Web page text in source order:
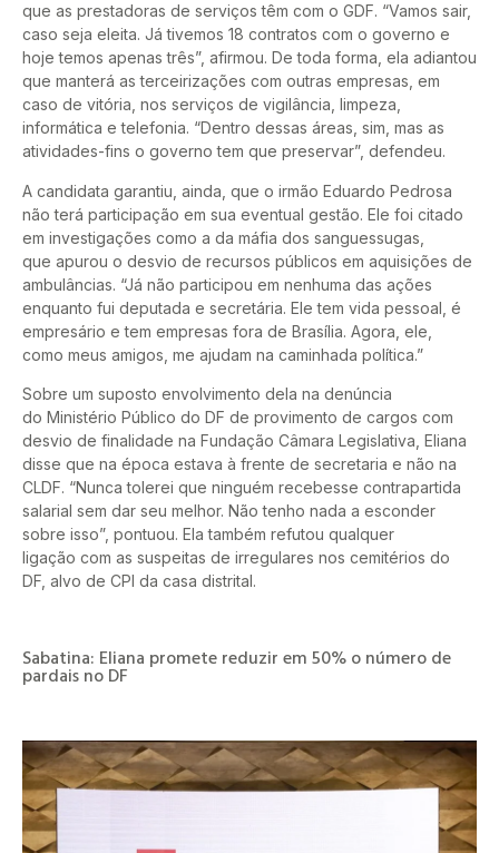
que as prestadoras de serviços têm com o GDF. “Vamos sair,
caso seja eleita. Já tivemos 18 contratos com o governo e
hoje temos apenas três”, afirmou. De toda forma, ela adiantou
que manterá as terceirizações com outras empresas, em
caso de vitória, nos serviços de vigilância, limpeza,
informática e telefonia. “Dentro dessas áreas, sim, mas as
atividades-fins o governo tem que preservar”, defendeu.
A candidata garantiu, ainda, que o irmão Eduardo Pedrosa
não terá participação em sua eventual gestão. Ele foi citado
em investigações como a da máfia dos sanguessugas,
que apurou o desvio de recursos públicos em aquisições de
ambulâncias. “Já não participou em nenhuma das ações
enquanto fui deputada e secretária. Ele tem vida pessoal, é
empresário e tem empresas fora de Brasília. Agora, ele,
como meus amigos, me ajudam na caminhada política.”
Sobre um suposto envolvimento dela na denúncia
do Ministério Público do DF de provimento de cargos com
desvio de finalidade na Fundação Câmara Legislativa, Eliana
disse que na época estava à frente de secretaria e não na
CLDF. “Nunca tolerei que ninguém recebesse contrapartida
salarial sem dar seu melhor. Não tenho nada a esconder
sobre isso”, pontuou. Ela também refutou qualquer
ligação com as suspeitas de irregulares nos cemitérios do
DF, alvo de CPI da casa distrital.
Sabatina: Eliana promete reduzir em 50% o número de
pardais no DF